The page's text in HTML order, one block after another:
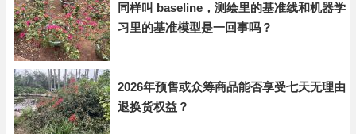
同样叫 baseline，测绘里的基准线和机器学
习里的基准模型是一回事吗？
2026年预售或众筹商品能否享受七天无理由
退换货权益？